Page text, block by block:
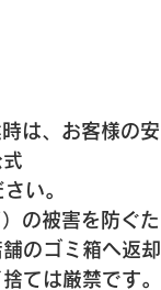
は、お客様の安
い。
の被害を防ぐた
のゴミ箱へ返却
ては厳禁です。